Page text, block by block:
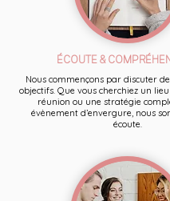
ÉCOUTE &
Nous commençons par discuter
objectifs. Que vous cherchiez un
réunion ou une stratégie
évènement d’envergure, nous
écoute.